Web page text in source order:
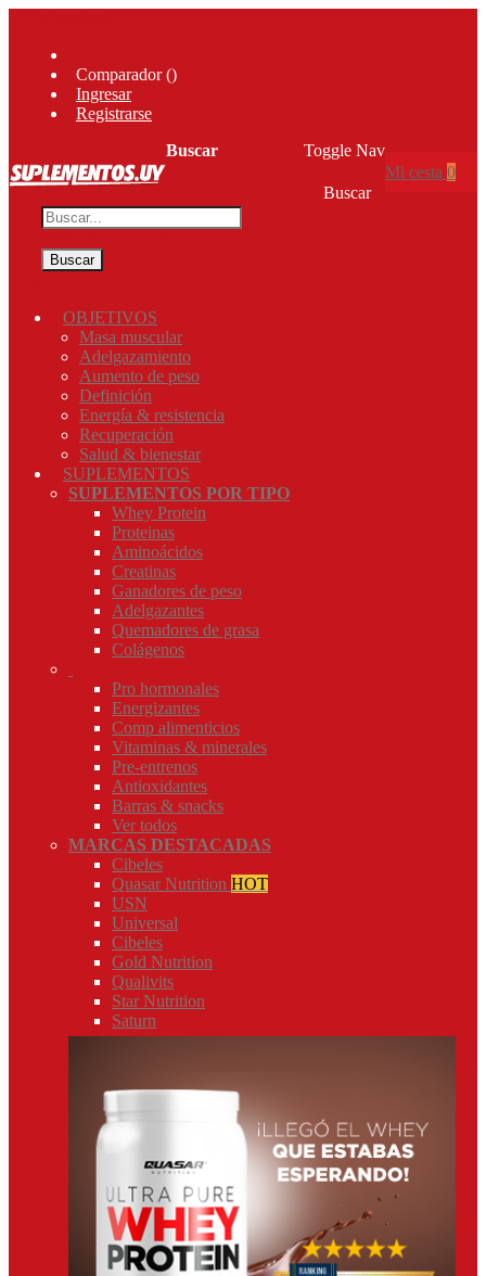
Comparador ()
Ingresar
Registrarse
Mi cesta 0
Toggle Nav
Buscar
Buscar
Buscar
OBJETIVOS
Masa muscular
Adelgazamiento
Aumento de peso
Definición
Energía & resistencia
Recuperación
Salud & bienestar
SUPLEMENTOS
SUPLEMENTOS POR TIPO
Whey Protein
Proteinas
Aminoácidos
Creatinas
Ganadores de peso
Adelgazantes
Quemadores de grasa
Colágenos
Pro hormonales
Energizantes
Comp alimenticios
Vitaminas & minerales
Pre-entrenos
Antioxidantes
Barras & snacks
Ver todos
MARCAS DESTACADAS
Cibeles
Quasar Nutrition HOT
USN
Universal
Cibeles
Gold Nutrition
Qualivits
Star Nutrition
Saturn